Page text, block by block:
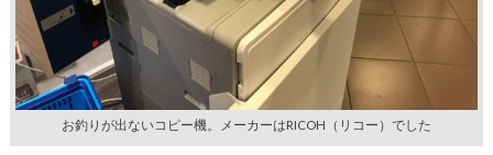
お釣りが出ないコピー機。メーカーはRICOH（リコー）でした